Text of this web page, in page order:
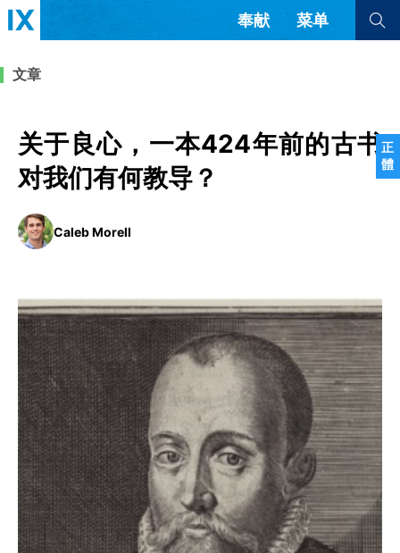
正
體
奉献 菜单
来信
教会带领
团契生活与祷告
查看全部
查看全部
乌兹别克语
达里语
波斯语
法语
罗马尼亚语
波兰语
越南语
意大利语
德语
韩语
土耳其语
阿拉伯语
阿尔巴尼亚语
塞尔维亚语 柬埔寨语
文章
关于良心，一本424年前的古书
对我们有何教导？
Caleb Morell